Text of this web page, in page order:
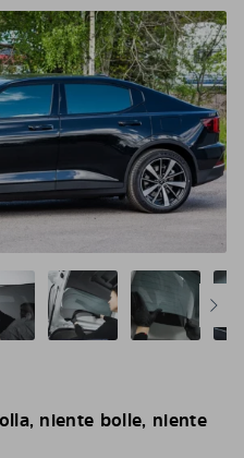
niente bolle, niente